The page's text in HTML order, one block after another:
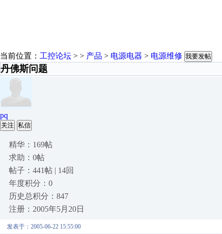
当前位置： 工控论坛 > > 产品 > 电源电器 > 电源维修 我要发帖
丹佛斯问题
pq
关注 私信
精华：169帖
求助：0帖
帖子：441帖 | 14回
年度积分：0
历史总积分：847
注册：2005年5月20日
发表于：2005-06-22 15:55:00